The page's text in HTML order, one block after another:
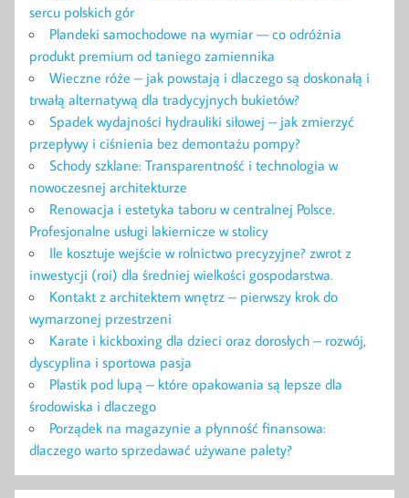
sercu polskich gór
Plandeki samochodowe na wymiar — co odróżnia
produkt premium od taniego zamiennika
Wieczne róże – jak powstają i dlaczego są doskonałą i
trwałą alternatywą dla tradycyjnych bukietów?
Spadek wydajności hydrauliki siłowej – jak zmierzyć
przepływy i ciśnienia bez demontażu pompy?
Schody szklane: Transparentność i technologia w
nowoczesnej architekturze
Renowacja i estetyka taboru w centralnej Polsce.
Profesjonalne usługi lakiernicze w stolicy
Ile kosztuje wejście w rolnictwo precyzyjne? zwrot z
inwestycji (roi) dla średniej wielkości gospodarstwa.
Kontakt z architektem wnętrz – pierwszy krok do
wymarzonej przestrzeni
Karate i kickboxing dla dzieci oraz dorosłych – rozwój,
dyscyplina i sportowa pasja
Plastik pod lupą – które opakowania są lepsze dla
środowiska i dlaczego
Porządek na magazynie a płynność finansowa:
dlaczego warto sprzedawać używane palety?